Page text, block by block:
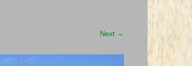
Next →